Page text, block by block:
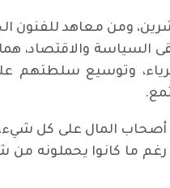
ومن معاهد للفنون
السياسة والاقتصاد،
وتوسيع
أصحاب المال على كل
رغم ما كانوا يحملونه